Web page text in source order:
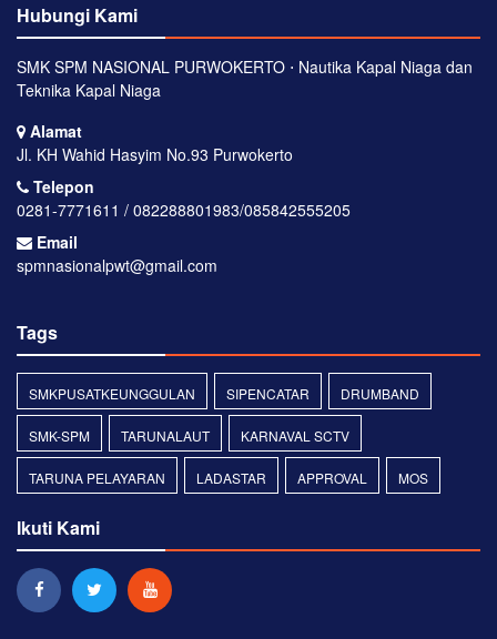
Hubungi Kami
SMK SPM NASIONAL PURWOKERTO ⋅ Nautika Kapal Niaga dan
Teknika Kapal Niaga
Alamat
Jl. KH Wahid Hasyim No.93 Purwokerto
Telepon
0281-7771611 / 082288801983/085842555205
Email
spmnasionalpwt@gmail.com
Tags
SMKPUSATKEUNGGULAN SIPENCATAR DRUMBAND
SMK-SPM TARUNALAUT KARNAVAL SCTV
TARUNA PELAYARAN LADASTAR APPROVAL MOS
Ikuti Kami